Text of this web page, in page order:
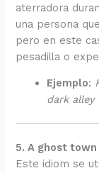
aterradora
una persona
pero en este
pesadilla o
Ejemplo:
dark alley
5. A ghost town
Este idiom se